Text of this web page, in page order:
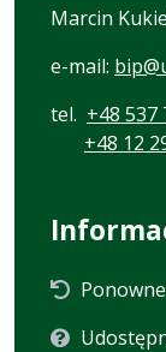
Marcin
e-mail:
tel. +48 537
+48 12